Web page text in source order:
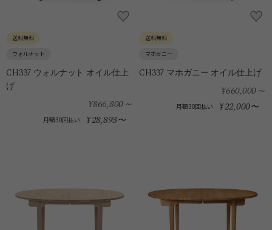
送料無料
ウォルナット
CH337 ウォルナット オイル仕上
げ
¥866,800～
月額30回払い ¥28,893〜
送料無料
マホガニー
CH337 マホガニー オイル仕上げ
¥660,000～
月額30回払い ¥22,000〜